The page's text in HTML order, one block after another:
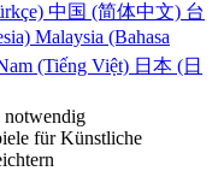
中国 (简体中文) 台
Malaysia (Bahasa
(Tiếng Việt) 日本 (日
notwendig
für Künstliche